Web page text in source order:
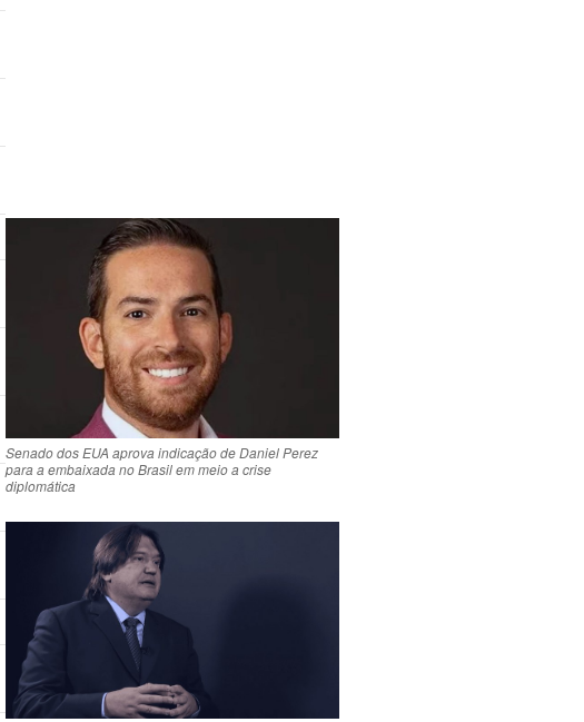
Senado dos EUA aprova indicação de Daniel Perez
para a embaixada no Brasil em meio a crise
diplomática